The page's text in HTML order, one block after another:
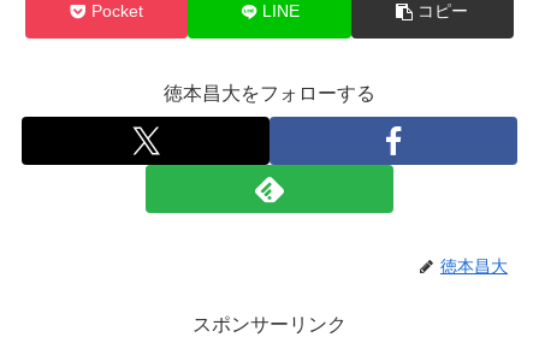
Pocket LINE コピー
徳本昌大をフォローする
徳本昌大
スポンサーリンク